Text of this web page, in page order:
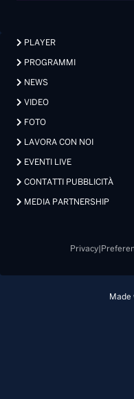
PLAYER
PROGRAMMI
NEWS
VIDEO
FOTO
LAVORA CON NOI
EVENTI LIVE
CONTATTI PUBBLICITÀ
MEDIA PARTNERSHIP
Privacy|
Made